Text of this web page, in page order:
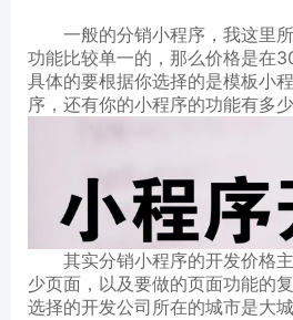
一般的分销小程序，我这里所
功能比较单一的，那么价格是在
具体的要根据你选择的是模板小
序，还有你的小程序的功能有多少
其实分销小程序的开发价格主
少页面，以及要做的页面功能的
选择的开发公司所在的城市是大城